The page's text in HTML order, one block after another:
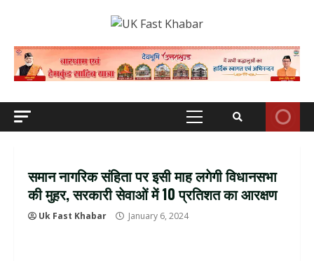
Primary
समान नागरिक संहिता पर इसी माह लगेगी विधानसभा
की मुहर, सरकारी सेवाओं में 10 प्रतिशत का आरक्षण
Uk Fast Khabar January 6, 2024